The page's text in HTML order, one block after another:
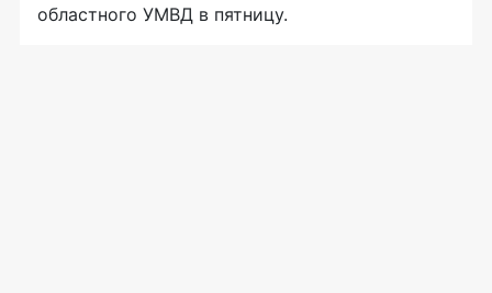
областного УМВД в пятницу.